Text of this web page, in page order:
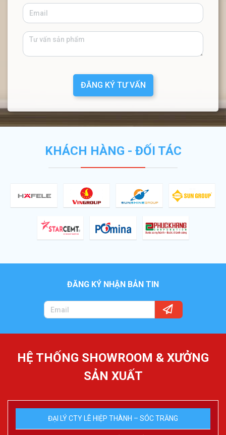
ĐĂNG KÝ TƯ VẤN
KHÁCH HÀNG - ĐỐI TÁC
ĐĂNG KÝ NHẬN BẢN TIN
HỆ THỐNG SHOWROOM & XƯỞNG
SẢN XUẤT
ĐẠI LÝ CTY LÊ HIỆP THÀNH – SÓC TRĂNG